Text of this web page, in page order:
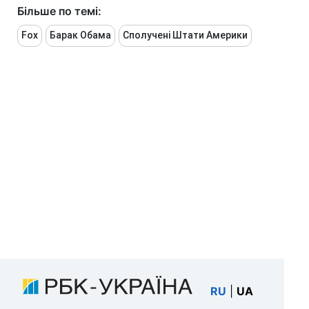
Більше по темі:
Fox Барак Обама Сполучені Штати Америки
RU UA